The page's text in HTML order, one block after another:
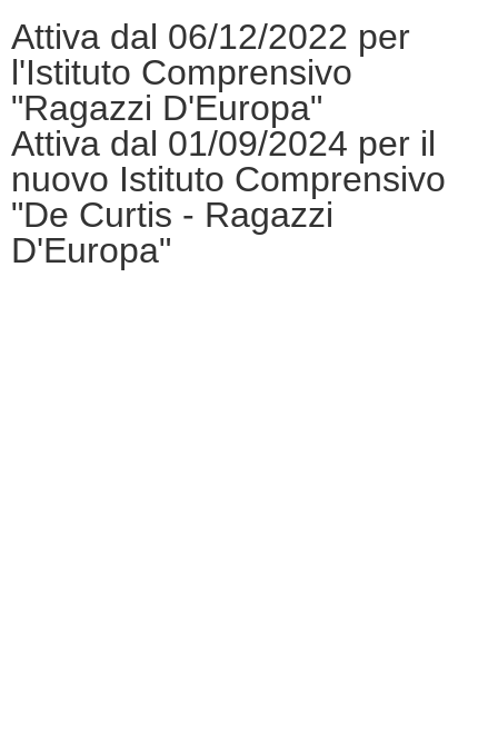
Attiva dal 06/12/2022 per
l'Istituto Comprensivo
"Ragazzi D'Europa"
Attiva dal 01/09/2024 per il
nuovo Istituto Comprensivo
"De Curtis - Ragazzi
D'Europa"